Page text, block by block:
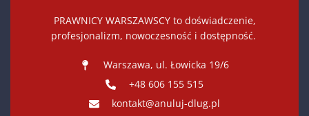
PRAWNICY WARSZAWSCY to doświadczenie,
profesjonalizm, nowoczesność i dostępność.
Warszawa, ul. Łowicka 19/6
+48 606 155 515
kontakt@anuluj-dlug.pl